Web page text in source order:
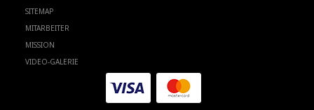
SITEMAP
MITARBEITER
MISSION
VIDEO-GALERIE